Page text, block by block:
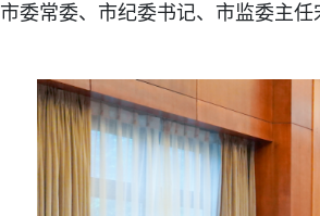
市委常委、市纪委书记、市监委主